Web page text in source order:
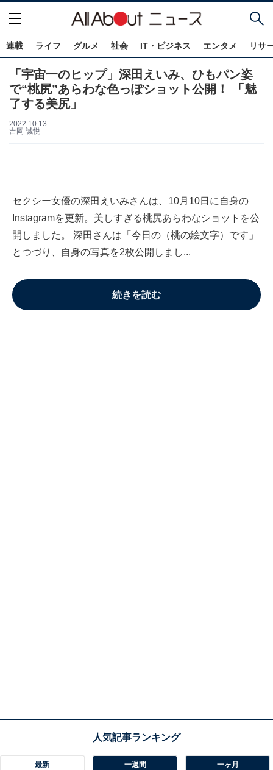
連載 ライフ グルメ 社会 IT・ビジネス エンタメ リサ
「宇宙一のヒップ」深田えいみ、ひもパン姿
で“桃尻”あらわな色っぽショット公開！ 「魅
了する美尻」
2022.10.13
吉岡 誠悦
セクシー女優の深田えいみさんは、10月10日に自身の
Instagramを更新。美しすぎる桃尻あらわなショットを公
開しました。 深田さんは「今日の（桃の絵文字）です」
とつづり、自身の写真を2枚公開しまし...
続きを読む
最新 一週間 一ヶ月